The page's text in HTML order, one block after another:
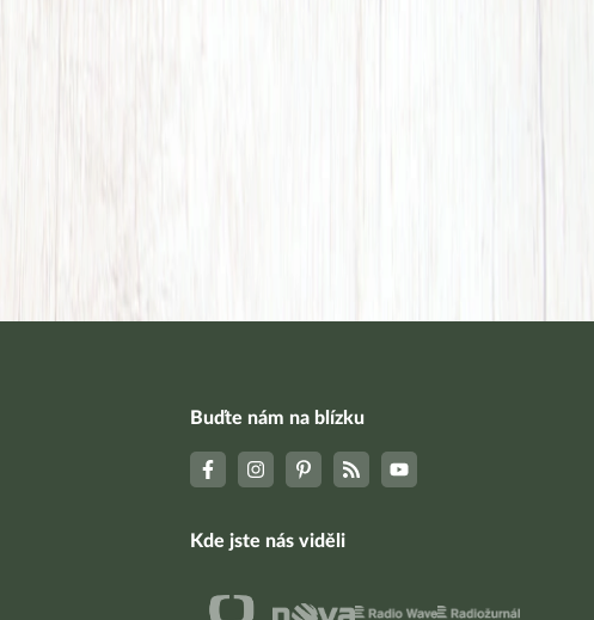
Buďte nám na blízku
Kde jste nás viděli